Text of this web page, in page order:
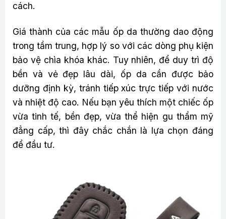
cách.
Giá thành của các mẫu ốp da thường dao động
trong tầm trung, hợp lý so với các dòng phụ kiện
bảo vệ chìa khóa khác. Tuy nhiên, để duy trì độ
bền và vẻ đẹp lâu dài, ốp da cần được bảo
dưỡng định kỳ, tránh tiếp xúc trực tiếp với nước
và nhiệt độ cao. Nếu bạn yêu thích một chiếc ốp
vừa tinh tế, bền đẹp, vừa thể hiện gu thẩm mỹ
đẳng cấp, thì đây chắc chắn là lựa chọn đáng
để đầu tư.